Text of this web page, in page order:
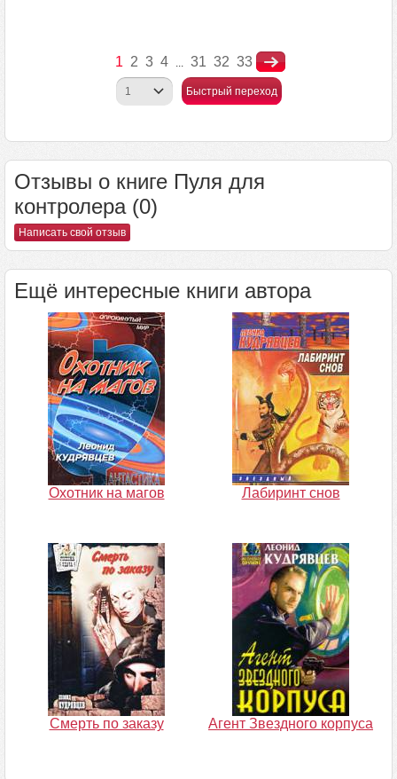
1 2 3 4 ... 31 32 33
Быстрый переход
Отзывы о книге Пуля для
контролера (0)
Написать свой отзыв
Ещё интересные книги автора
Охотник на магов Лабиринт снов
Смерть по заказу Агент Звездного корпуса